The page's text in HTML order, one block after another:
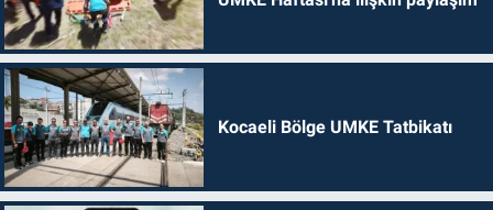
Kocaeli Bölge UMKE Tatbikatı